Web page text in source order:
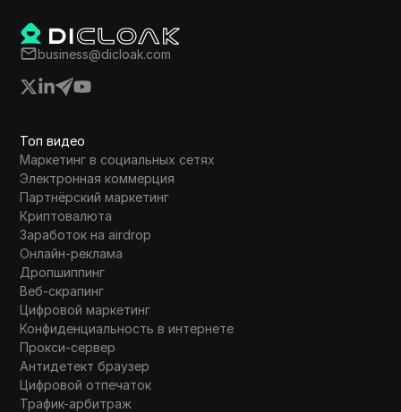
свои кошельки и получать вознаграждения,
следуя простым шагам.
business@dicloak.com
Топ видео
Маркетинг в социальных сетях
Электронная коммерция
Партнёрский маркетинг
Криптовалюта
Заработок на airdrop
Онлайн-реклама
Дропшиппинг
Веб-скрапинг
Цифровой маркетинг
Конфиденциальность в интернете
Прокси-сервер
Антидетект браузер
Цифровой отпечаток
Трафик-арбитраж